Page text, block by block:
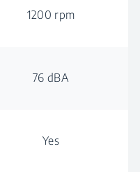
1200 rpm
76 dBA
Yes